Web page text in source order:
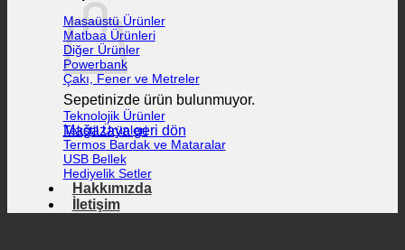
Sepetinizde ürün bulunmuyor.
Mağazaya geri dön
Masaüstü Ürünler
Matbaa Ürünleri
Diğer Ürünler
Powerbank
Çakı, Fener ve Metreler
Teknolojik Ürünler
Tekstil Ürünleri
Termos Bardak ve Mataralar
USB Bellek
Hediyelik Setler
Hakkımızda
İletişim